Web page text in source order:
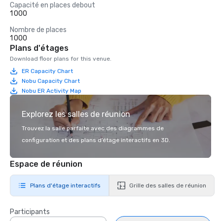
Capacité en places debout
1 000
Nombre de places
1 000
Plans d'étages
Download floor plans for this venue.
ER Capacity Chart
Nobu Capacity Chart
Nobu ER Activity Map
Explorez les salles de réunion
Trouvez la salle parfaite avec des diagrammes de
configuration et des plans d’étage interactifs en 3D.
Espace de réunion
Plans d'étage interactifs Grille des salles de réunion
Participants